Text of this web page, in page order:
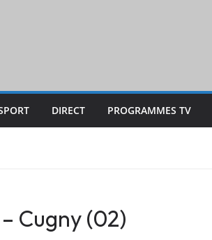
DIRECT PROGRAMMES TV
Cugny (02)